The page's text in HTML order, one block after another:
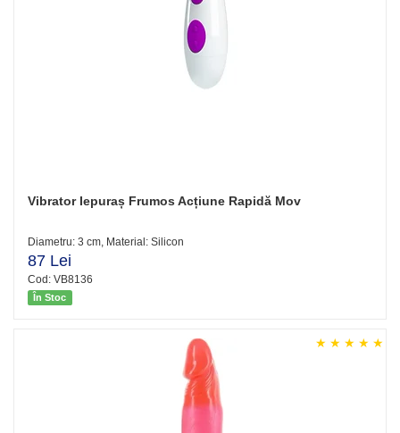
Vibrator Iepuraș Frumos Acțiune Rapidă Mov
Diametru: 3 cm, Material: Silicon
87 Lei
Cod: VB8136
În Stoc